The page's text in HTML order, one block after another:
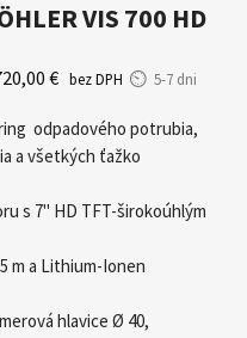
VIS 700 HD
€ bez DPH 5-7 dni
odpadového potrubia,
a všetkých ťažko
s 7" HD TFT-širokoúhlým
m a Lithium-Ionen
hlavice Ø 40,